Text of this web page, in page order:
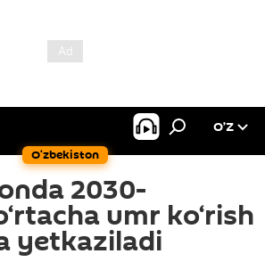
O‘zbekiston
O’Z
2030-
umr ko‘rish
yetkaziladi